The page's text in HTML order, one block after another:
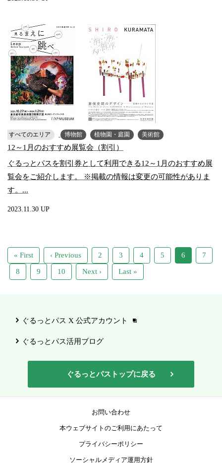
すべてのエリア 博物館 植物園・庭園 美術館
12～1月のおすすめ展覧会（割引）
ぐるっとパスを割引券として利用できる12～1月のおすすめ展
覧会をご紹介します。 ※掲載の情報は変更の可能性がありま
す。...
2023.11.30 UP
« First ‹ Previous 2 3 4 5 6 7
8 9 10 Next › Last »
ぐるっとパス X 公式アカウント
ぐるっとパス活用ブログ
ぐるっとパストップに戻る
お問い合わせ
本ウェブサイトのご利用にあたって
プライバシーポリシー
ソーシャルメディア運用方針